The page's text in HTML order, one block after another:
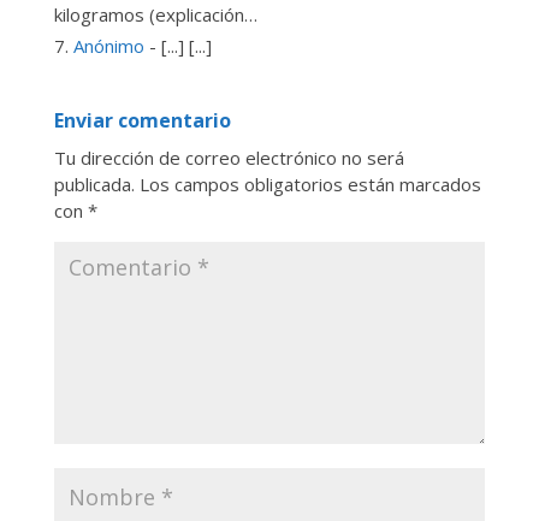
kilogramos (explicación…
Anónimo - [...] [...]
Enviar comentario
Tu dirección de correo electrónico no será
publicada. Los campos obligatorios están marcados
con *